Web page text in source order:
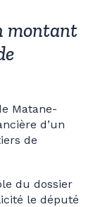
montant
Matane-
d’un
de
du dossier
le député